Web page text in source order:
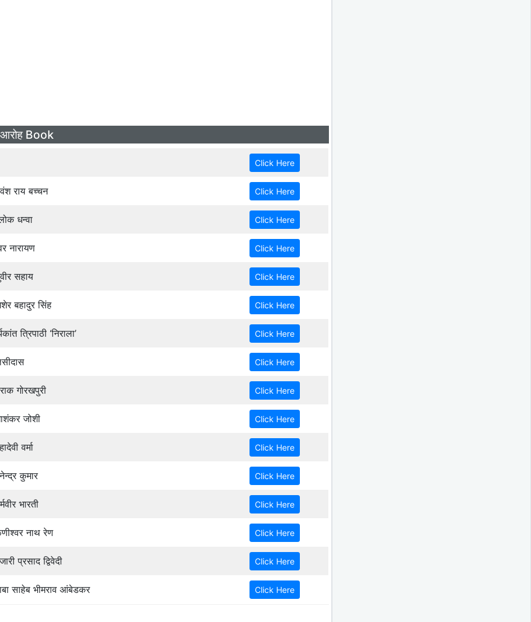
Book
राय बच्चन
धन्वा
नारायण
सहाय
बहादुर सिंह
त्रिपाठी ‘निराला’
गोरखपुरी
जोशी
वर्मा
कुमार
भारती
नाथ रेण
प्रसाद द्विवेदी
साहेब भीमराव आंबेडकर